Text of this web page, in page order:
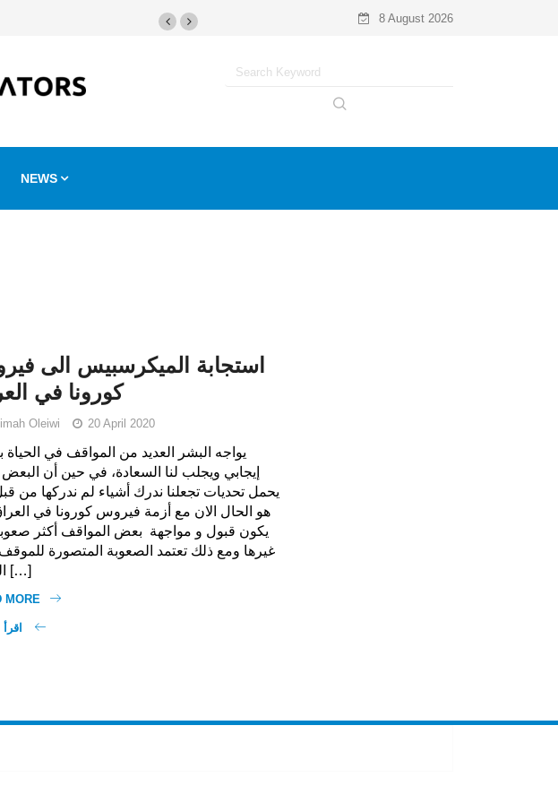
8 August 2026
NEWS
استجابة الميكرسبيس الى
كورونا في
Oleiwi 20 April 2020
يواجه البشر العديد من المواقف في الحياة
إيجابي ويجلب لنا السعادة، في حين أن البعض
يحمل تحديات تجعلنا ندرك أشياء لم ندركها من
هو الحال الان مع أزمة فيروس كورونا في
يكون قبول و مواجهة بعض المواقف أكثر
غيرها ومع ذلك تعتمد الصعوبة المتصورة
الخبرة […]
MORE